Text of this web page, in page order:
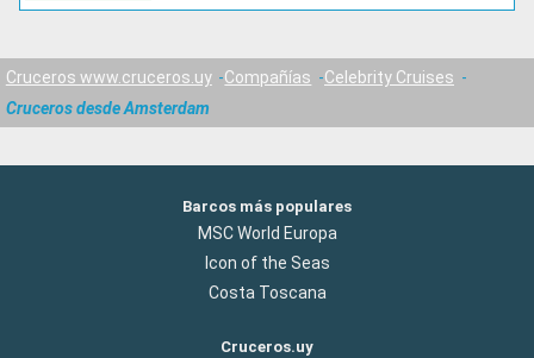
Cruceros www.cruceros.uy Compañías
Celebrity Cruises
Cruceros desde Amsterdam
Barcos más populares
MSC World Europa
Icon of the Seas
Costa Toscana
Cruceros.uy